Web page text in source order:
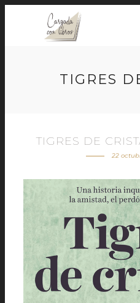
TIGRES
TIGRES DE
22